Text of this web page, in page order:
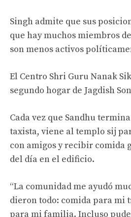
Singh admite que sus
que hay muchos miembros
son menos activos
El Centro Shri Guru Nanak
segundo hogar de Jagdish
Cada vez que Sandhu
taxista, viene al templo sij
con amigos y recibir comida
del día en el edificio.
“La comunidad me ayudó
dieron todo: comida para mi
para mi familia. Incluso